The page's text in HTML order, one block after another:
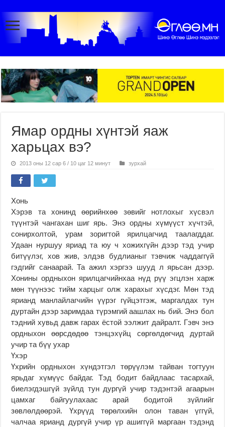
Ямар ордны хүнтэй яаж
харьцах вэ?
2013 оны 12 сар 6 / 10 цаг 12 минут зурхай
Хонь
Хэрэв та хонинд өөрийнхөө зөвийг нотлохыг хүсвэл
түүнтэй чангахан шиг ярь. Энэ ордны хүмүүст хүчтэй,
сонирхолтой, урам зоригтой ярилцагчид таалагддаг.
Удаан нуршуу яриад та юу ч хожихгүйн дээр тэд учир
битүүлэг, хов жив, элдэв будлианыг тэвчиж чаддаггүй
гэдгийг санаарай. Та ажил хэргээ шууд л ярьсан дээр.
Хонины ордныхон ярилцагчийнхаа нүд рүү эгцлэн харж
мөн түүнээс тийм харцыг олж харахыг хүсдэг. Мөн тэд
ярианд манлайлагчийн үүрэг гүйцэтгэж, маргалдах тун
дуртайн дээр заримдаа түрэмгий аашлах нь бий. Энэ бол
тэдний хувьд давж гарах ёстой ээлжит дайралт. Гэвч энэ
ордныхон өөрсдөдөө тэнцэхүйц сөргөлдөгчид дуртай
учир та бүү ухар
Үхэр
Үхрийн ордныхон хүндэтгэл төрүүлэм тайван тогтуун
ярьдаг хүмүүс байдаг. Тэд бодит байдлаас тасархай,
биелэгдэшгүй зүйлд тун дургүй учир тэдэнтэй агаарын
цамхаг байгуулахаас арай бодитой зүйлийг
зөвлөлдөөрэй. Үхрүүд төрөлхийн олон таван үггүй,
чалчаа ярианд дургүй учир үр ашиггүй маргаан тэдэнд